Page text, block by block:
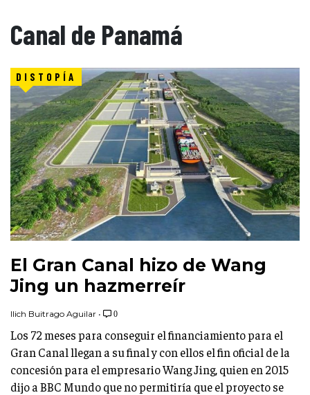
Canal de Panamá
DISTOPÍA
El Gran Canal hizo de Wang
Jing un hazmerreír
Ilich Buitrago Aguilar • 0
Los 72 meses para conseguir el financiamiento para el
Gran Canal llegan a su final y con ellos el fin oficial de la
concesión para el empresario Wang Jing, quien en 2015
dijo a BBC Mundo que no permitiría que el proyecto se